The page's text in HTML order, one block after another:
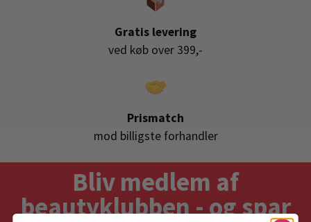
Gratis levering
ved køb over 399,-
Prismatch
mod billigste forhandler
Bliv medlem af
beautyklubben - og spar